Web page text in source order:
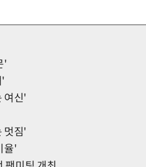
'
'
여신'
멋짐'
율'